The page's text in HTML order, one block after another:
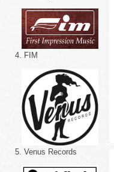
4. FIM
5. Venus Records